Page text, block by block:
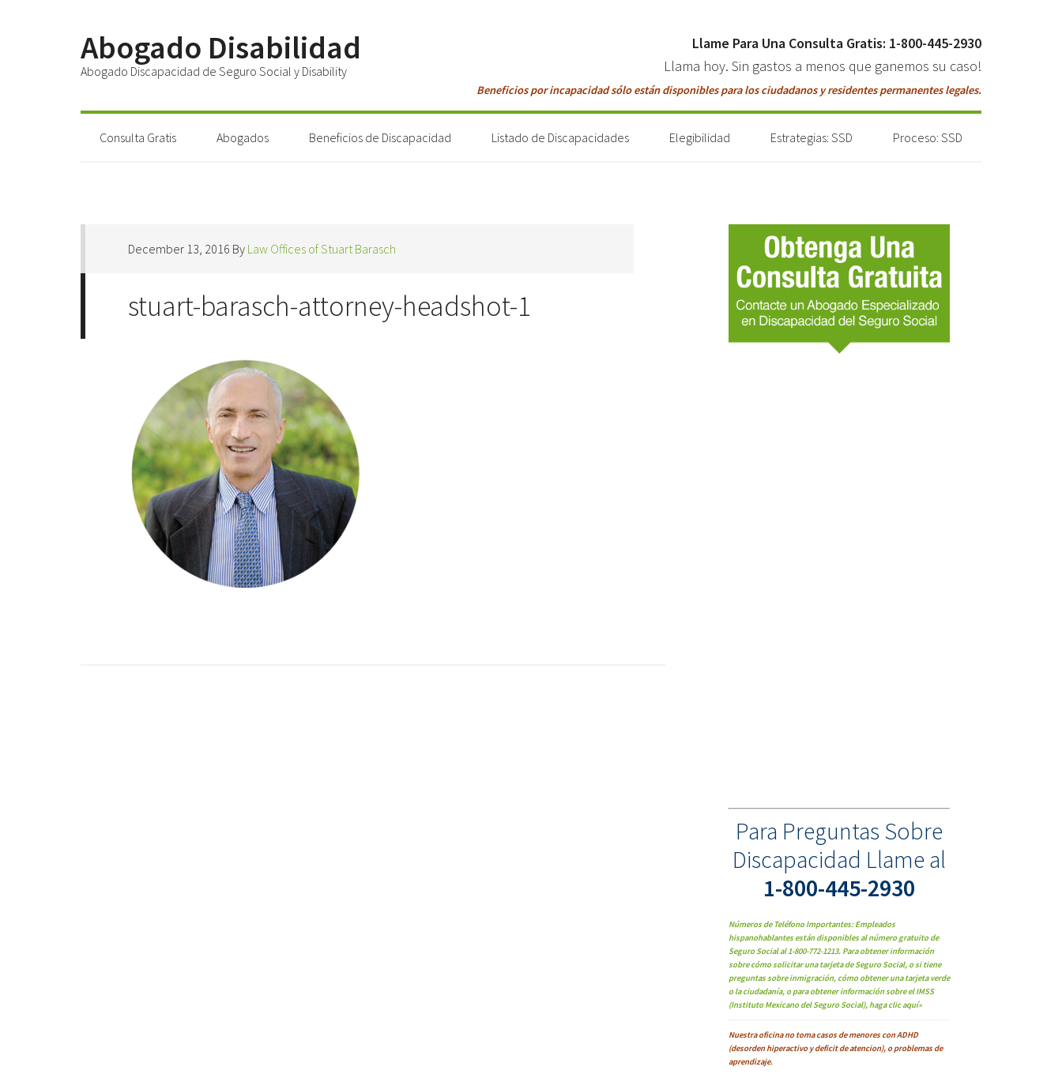
Abogado Disabilidad
Abogado Discapacidad de Seguro Social y Disability
Llame Para Una Consulta Gratis: 1-800-445-2930
Llama hoy. Sin gastos a menos que ganemos su caso!
Beneficios por incapacidad sólo están disponibles para los ciudadanos y residentes permanentes legales.
Consulta Gratis Abogados Beneficios de Discapacidad Listado de Discapacidades Elegibilidad Estrategias: SSD Proceso: SSD
December 13, 2016 By Law Offices of Stuart Barasch
stuart-barasch-attorney-headshot-1
Para Preguntas Sobre
Discapacidad Llame al
1-800-445-2930
Números de Teléfono Importantes: Empleados
hispanohablantes están disponibles al número gratuito de
Seguro Social al 1-800-772-1213. Para obtener información
sobre cómo solicitar una tarjeta de Seguro Social, o si tiene
preguntas sobre inmigración, cómo obtener una tarjeta verde
o la ciudadanía, o para obtener información sobre el IMSS
(Instituto Mexicano del Seguro Social), haga clic aquí»
Nuestra oficina no toma casos de menores con ADHD
(desorden hiperactivo y deficit de atencion), o problemas de
aprendizaje.